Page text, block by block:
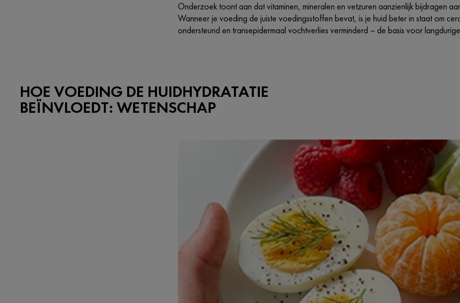
Onderzoek toont aan dat vitaminen, mineralen en vetzuren aanzienlijk bijdragen
Wanneer je voeding de juiste voedingsstoffen bevat, is je huid beter in staat om
ondersteund en transepidermaal vochtverlies verminderd – de basis voor
HOE VOEDING DE HUIDHYDRATATIE
BEÏNVLOEDT: WETENSCHAP